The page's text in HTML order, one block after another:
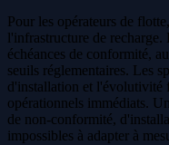
Pour les opérateurs de
l'infrastructure de recharge.
échéances de conformité,
seuils réglementaires. Les
d'installation et l'évolutivité
opérationnels immédiats.
de non-conformité,
impossibles à adapter à